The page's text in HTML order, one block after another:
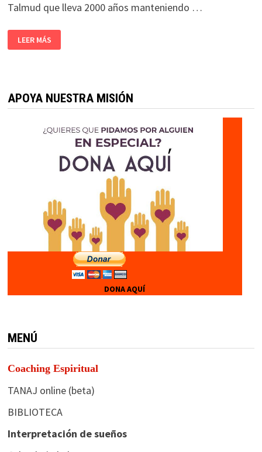
Talmud que lleva 2000 años manteniendo …
LEER MÁS
APOYA NUESTRA MISIÓN
DONA AQUÍ
MENÚ
Coaching Espiritual
TANAJ online (beta)
BIBLIOTECA
Interpretación de sueños